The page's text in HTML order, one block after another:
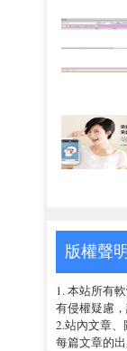
版權聲明
1. 本站所有
有侵權疑慮
2.站內文章
每篇文章的出